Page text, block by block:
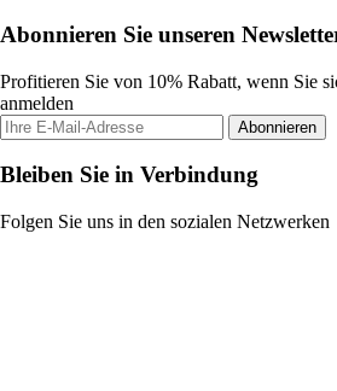
Abonnieren Sie unseren
Profitieren Sie von 10% Rabatt, wenn Sie
anmelden
Abonnieren
Bleiben Sie in Verbindung
Folgen Sie uns in den sozialen Netzwerken